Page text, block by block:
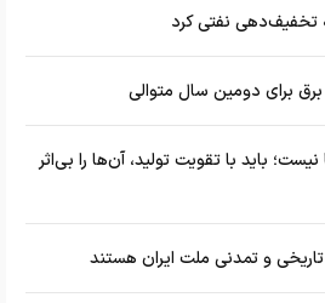
تخفیف‌دهی نفتی کرد
نیست؛ باید با تقویت تولید، آن‌ها را بی‌اثر
و تمدنی ملت ایران هستند